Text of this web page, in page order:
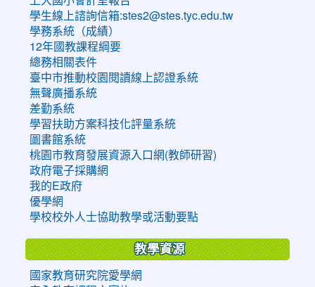
學生線上諮詢信箱:stes2@stes.tyc.edu.tw
學務系統（成績）
12年國教課程綱要
總務相關表件
臺中市推動校園閱讀線上認證系統
無聲廣播系統
差勤系統
學習扶助方案科技化評量系統
圖書館系統
桃園市教育發展資源入口網(教師研習)
政府電子採購網
我的E政府
優學網
學校校外人士協助教學或活動要點
教學資源
國家教育研究院愛學網